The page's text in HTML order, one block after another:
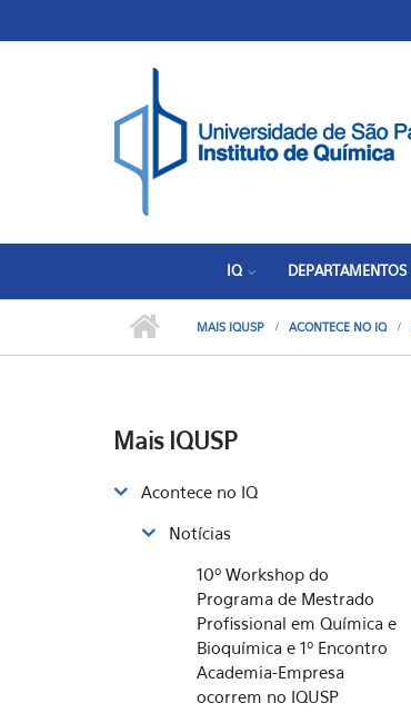
IQ DEPARTAMENTOS
MAIS IQUSP ACONTECE NO IQ
Mais IQUSP
Acontece no IQ
Notícias
10º Workshop do
Programa de Mestrado
Profissional em Química e
Bioquímica e 1º Encontro
Academia-Empresa
ocorrem no IQUSP